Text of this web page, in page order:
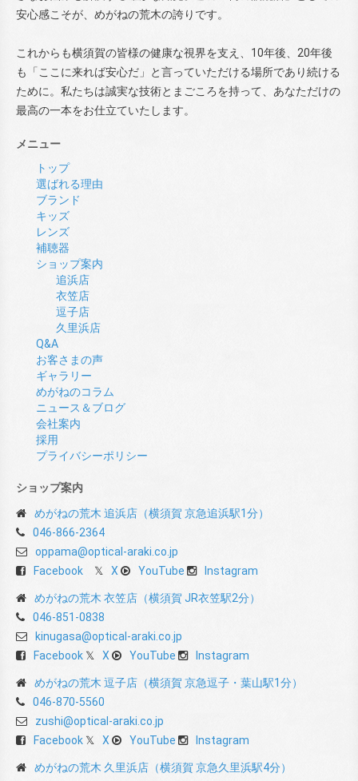
安心感こそが、めがねの荒木の誇りです。
これからも横須賀の皆様の健康な視界を支え、10年後、20年後
も「ここに来れば安心だ」と言っていただける場所であり続ける
ために。私たちは誠実な技術とまごころを持って、あなただけの
最高の一本をお仕立ていたします。
メニュー
トップ
選ばれる理由
ブランド
キッズ
レンズ
補聴器
ショップ案内
追浜店
衣笠店
逗子店
久里浜店
Q&A
お客さまの声
ギャラリー
めがねのコラム
ニュース＆ブログ
会社案内
採用
プライバシーポリシー
ショップ案内
めがねの荒木 追浜店（横須賀 京急追浜駅1分）
046-866-2364
oppama@optical-araki.co.jp
Facebook
X YouTube Instagram
めがねの荒木 衣笠店（横須賀 JR衣笠駅2分）
046-851-0838
kinugasa@optical-araki.co.jp
Facebook
X YouTube Instagram
めがねの荒木 逗子店（横須賀 京急逗子・葉山駅1分）
046-870-5560
zushi@optical-araki.co.jp
Facebook
X YouTube Instagram
めがねの荒木 久里浜店（横須賀 京急久里浜駅4分）